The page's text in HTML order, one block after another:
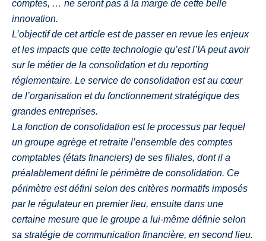
comptes, … ne seront pas à la marge de cette belle
innovation.
L’objectif de cet article est de passer en revue les enjeux
et les impacts que cette technologie qu’est l’IA peut avoir
sur le métier de la consolidation et du reporting
réglementaire. Le service de consolidation est au cœur
de l’organisation et du fonctionnement stratégique des
grandes entreprises.
La fonction de consolidation est le processus par lequel
un groupe agrège et retraite l’ensemble des comptes
comptables (états financiers) de ses filiales, dont il a
préalablement défini le périmètre de consolidation. Ce
périmètre est défini selon des critères normatifs imposés
par le régulateur en premier lieu, ensuite dans une
certaine mesure que le groupe a lui-même définie selon
sa stratégie de communication financière, en second lieu.